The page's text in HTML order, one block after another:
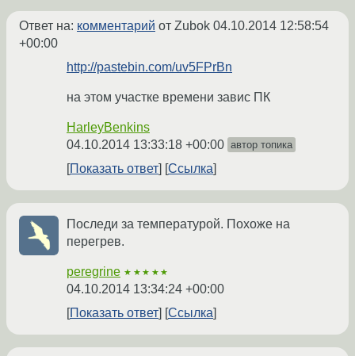
Ответ на: комментарий от Zubok 04.10.2014 12:58:54
+00:00
http://pastebin.com/uv5FPrBn
на этом участке времени завис ПК
HarleyBenkins
04.10.2014 13:33:18 +00:00 автор топика
Показать ответ Ссылка
Последи за температурой. Похоже на
перегрев.
peregrine ★★★★★
04.10.2014 13:34:24 +00:00
Показать ответ
Ссылка